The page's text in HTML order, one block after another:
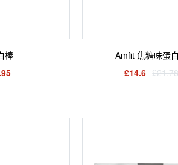
棒
Amfit 焦糖味蛋
£14.6 £21.78